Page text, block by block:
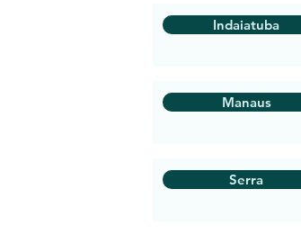
Indaiatuba
Manaus
Serra